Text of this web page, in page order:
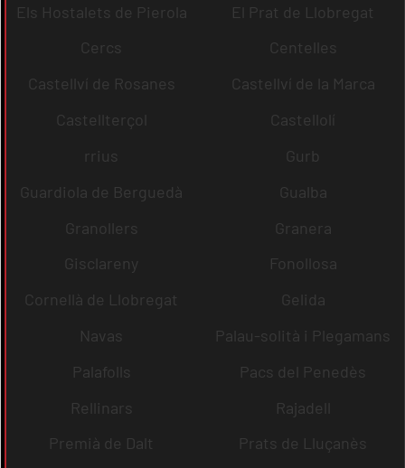
Els Hostalets de Pierola
El Prat de Llobregat
Cercs
Centelles
Castellví de Rosanes
Castellví de la Marca
Castellterçol
Castellolí
rrius
Gurb
Guardiola de Berguedà
Gualba
Granollers
Granera
Gisclareny
Fonollosa
Cornellà de Llobregat
Gelida
Navas
Palau-solità i Plegamans
Palafolls
Pacs del Penedès
Rellinars
Rajadell
Premià de Dalt
Prats de Lluçanès